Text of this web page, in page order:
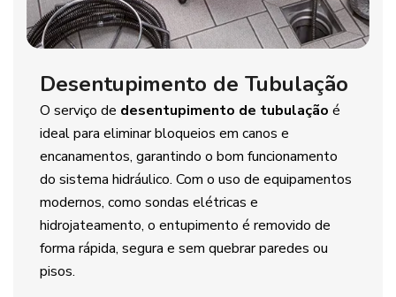
Desentupimento de Tubulação
O serviço de desentupimento de tubulação é
ideal para eliminar bloqueios em canos e
encanamentos, garantindo o bom funcionamento
do sistema hidráulico. Com o uso de equipamentos
modernos, como sondas elétricas e
hidrojateamento, o entupimento é removido de
forma rápida, segura e sem quebrar paredes ou
pisos.